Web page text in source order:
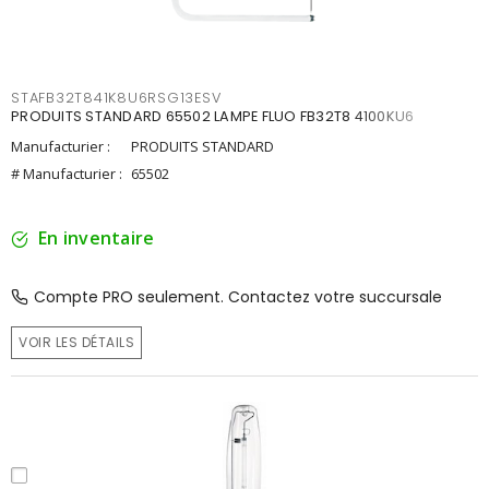
STAFB32T841K8U6RSG13ESV
PRODUITS STANDARD 65502 LAMPE FLUO FB32T8 4100KU6
Manufacturier :
PRODUITS STANDARD
# Manufacturier : 65502
En inventaire
Compte PRO seulement. Contactez votre succursale
VOIR LES DÉTAILS